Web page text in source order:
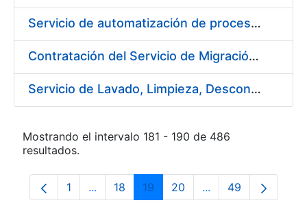
Servicio de automatización de procesos, de la Fábrica Nacional de Moneda y Timbre-Real Casa de la Moneda
Contratación del Servicio de Migración del Sistema ACSFE a Opentext
Servicio de Lavado, Limpieza, Descontaminación y Desinfección de la Ropa de Trabajo del Personal de la FNMT-RCM
Mostrando el intervalo 181 - 190 de 486
resultados.
Página
1 ...Páginas intermedias Use TAB para
Página
18 Página
19 Página
20 ...PáginasPágina
49